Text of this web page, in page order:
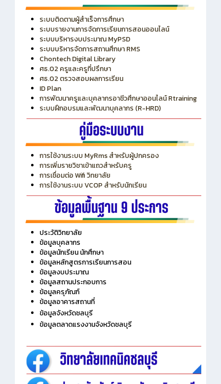
ระบบติดตามผู้สำเร็จการศึกษา
ระบบรายงานการจัดการเรียนการสอนออนไลน์
ระบบบริหารงบประมาณ MyPSD
ระบบบริหารจัดการสถานศึกษา RMS
Chontech Digital Library
ศธ.02 ครูและครูที่ปรึกษา
ศธ.02 ตรวจสอบผลการเรียน
ID Plan
การพัฒนาครูและบุคลากรอาชีวศึกษาออนไลน์ Rtraining
ระบบฝึกอบรมและพัฒนาบุคลากร (R-HRD)
การใช้งานระบบ MyRms สำหรับผู้ปกครอง
การเพิ่มรายวิชาเข้าแถวสำหรับครู
การเชื่อมต่อ Wifi วิทยาลัย
การใช้งานระบบ VCOP สำหรับนักเรียน
ประวัติวิทยาลัย
ข้อมูลบุคลากร
ข้อมูลนักเรียน นักศึกษา
ข้อมูลหลักสูตรการเรียนการสอน
ข้อมูลงบประมาณ
ข้อมูลสถานประกอบการ
ข้อมูลครุภัณฑ์
ข้อมูลอาคารสถานที่
ข้อมูลจังหวัดชลบุรี
ข้อมูลตลาดแรงงานจังหวัดชลบุรี